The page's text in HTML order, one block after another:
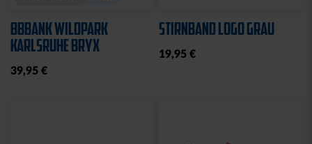
BBBANK WILDPARK
KARLSRUHE BRYX
39,95 €
STIRNBAND LOGO GRAU
19,95 €